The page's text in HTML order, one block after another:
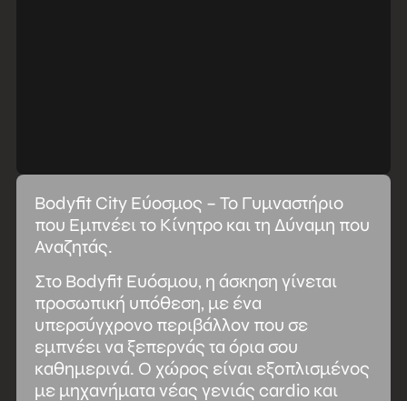
Bodyfit City Εύοσμος – Το Γυμναστήριο
που Εμπνέει το Κίνητρο και τη Δύναμη που
Αναζητάς.
Στο Bodyfit Ευόσμου, η άσκηση γίνεται
προσωπική υπόθεση, με ένα
υπερσύγχρονο περιβάλλον που σε
εμπνέει να ξεπερνάς τα όρια σου
καθημερινά. Ο χώρος είναι εξοπλισμένος
με μηχανήματα νέας γενιάς cardio και